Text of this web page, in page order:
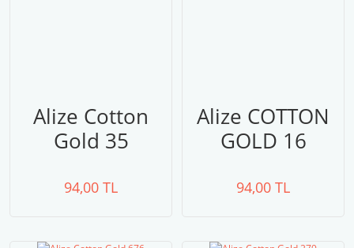
Alize Cotton
Gold 35
94,00 TL
Alize COTTON
GOLD 16
94,00 TL